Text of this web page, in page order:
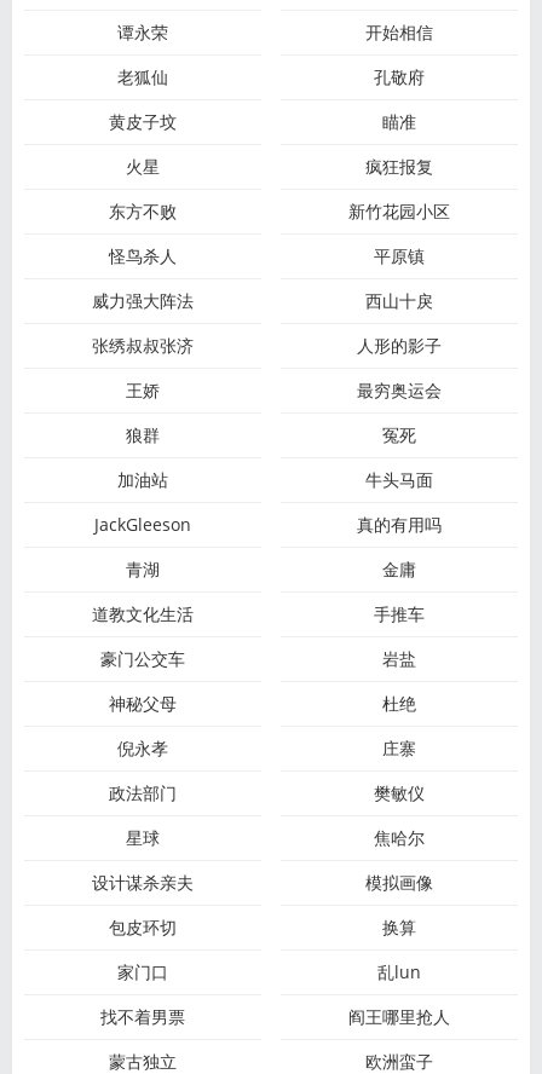
谭永荣
开始相信
老狐仙
孔敬府
黄皮子坟
瞄准
火星
疯狂报复
东方不败
新竹花园小区
怪鸟杀人
平原镇
威力强大阵法
西山十戾
张绣叔叔张济
人形的影子
王娇
最穷奥运会
狼群
冤死
加油站
牛头马面
JackGleeson
真的有用吗
青湖
金庸
道教文化生活
手推车
豪门公交车
岩盐
神秘父母
杜绝
倪永孝
庄寨
政法部门
樊敏仪
星球
焦哈尔
设计谋杀亲夫
模拟画像
包皮环切
换算
家门口
乱lun
找不着男票
阎王哪里抢人
蒙古独立
欧洲蛮子